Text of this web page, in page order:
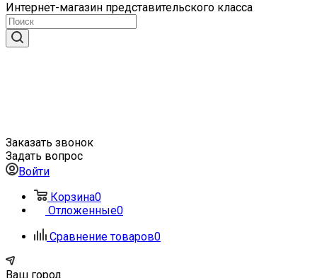
Интернет-магазин представительского класса
Заказать звонок
Задать вопрос
Войти
Корзина0
Отложенные0
Сравнение товаров0
Ваш город